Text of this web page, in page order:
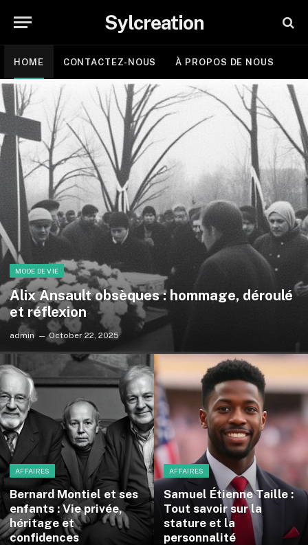
Sylcreation
HOME CONTACTEZ-NOUS À PROPOS DE NOUS
MODE DE VIE
Alix Ansault obsèques : hommage, déroulé
et réflexion
admin October 22, 2025
AFFAIRES
Bernard Montiel et ses
enfants : Vie privée,
héritage et
confidences
AFFAIRES
Samuel Étienne Taille :
Tout savoir sur la
stature et la
personnalité